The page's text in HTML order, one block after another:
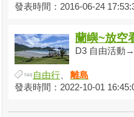
發表時間：2016-06-24
蘭嶼~放空
D3 自由活動
自由行
離島
發表時間：2022-10-01